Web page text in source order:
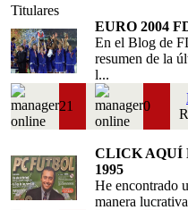
Titulares
EURO 2004
En el Blog de
resumen de la
l...
21 0
CLICK AQUÍ
1995
He encontrado
manera